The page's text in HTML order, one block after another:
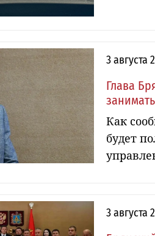
3 августа
Глава
Как
будет
3 августа